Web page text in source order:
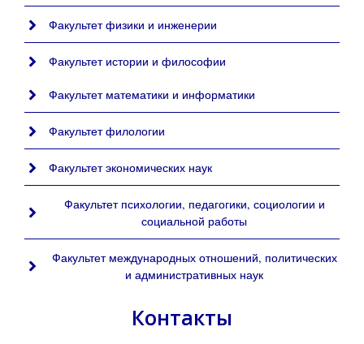
Факультет физики и инженерии
Факультет истории и философии
Факультет математики и информатики
Факультет филологии
Факультет экономических наук
Факультет психологии, педагогики, социологии и
социальной работы
Факультет международных отношений, политических
и административных наук
Контакты